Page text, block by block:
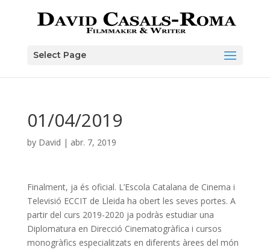
Select Page
01/04/2019
by David | abr. 7, 2019
Finalment, ja és oficial. L’Escola Catalana de Cinema i
Televisió ECCIT de Lleida ha obert les seves portes. A
partir del curs 2019-2020 ja podràs estudiar una
Diplomatura en Direcció Cinematogràfica i cursos
monogràfics especialitzats en diferents àrees del món